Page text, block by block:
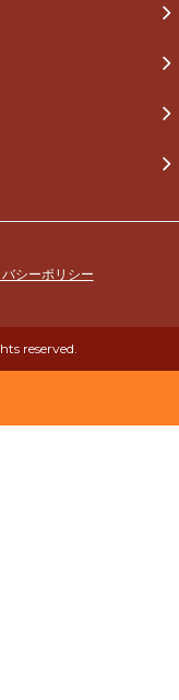
シーポリシー
reserved.